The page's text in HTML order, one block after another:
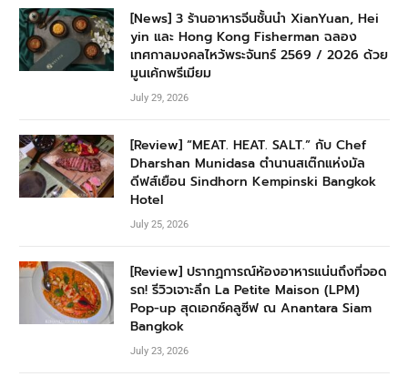
[News] 3 ร้านอาหารจีนชั้นนำ XianYuan, Hei
yin และ Hong Kong Fisherman ฉลอง
เทศกาลมงคลไหว้พระจันทร์ 2569 / 2026 ด้วย
มูนเค้กพรีเมียม
July 29, 2026
[Review] “MEAT. HEAT. SALT.” กับ Chef
Dharshan Munidasa ตำนานสเต๊กแห่งมัล
ดีฟส์เยือน Sindhorn Kempinski Bangkok
Hotel
July 25, 2026
[Review] ปรากฏการณ์ห้องอาหารแน่นถึงที่จอด
รถ! รีวิวเจาะลึก La Petite Maison (LPM)
Pop-up สุดเอกซ์คลูซีฟ ณ Anantara Siam
Bangkok
July 23, 2026